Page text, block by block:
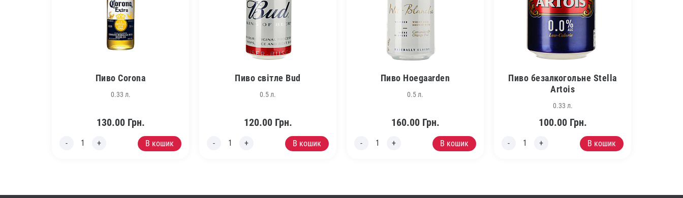
Пиво Corona
0.33 л.
130.00Грн.
В кошик
Пиво світле Bud
0.5 л.
120.00Грн.
В кошик
Пиво Hoegaarden
0.5 л.
160.00Грн.
В кошик
Пиво безалкогольне Stella
Artois
0.33 л.
100.00Грн.
В кошик